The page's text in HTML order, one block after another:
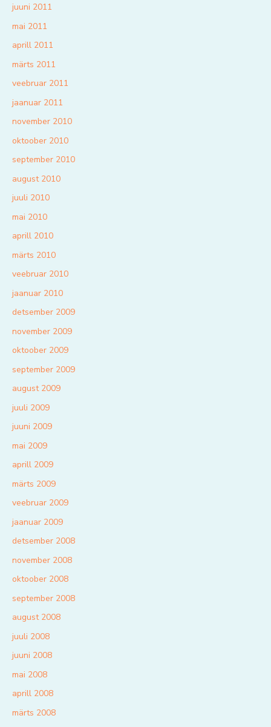
juuni 2011
mai 2011
aprill 2011
märts 2011
veebruar 2011
jaanuar 2011
november 2010
oktoober 2010
september 2010
august 2010
juuli 2010
mai 2010
aprill 2010
märts 2010
veebruar 2010
jaanuar 2010
detsember 2009
november 2009
oktoober 2009
september 2009
august 2009
juuli 2009
juuni 2009
mai 2009
aprill 2009
märts 2009
veebruar 2009
jaanuar 2009
detsember 2008
november 2008
oktoober 2008
september 2008
august 2008
juuli 2008
juuni 2008
mai 2008
aprill 2008
märts 2008